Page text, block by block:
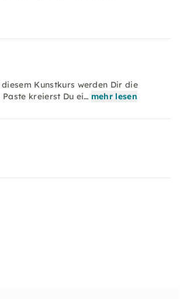
Kunstkurs werden Dir die
kreierst Du ei… mehr lesen